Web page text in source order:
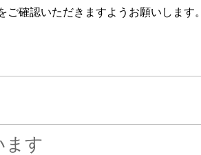
確認いただきますようお願いします。
ます